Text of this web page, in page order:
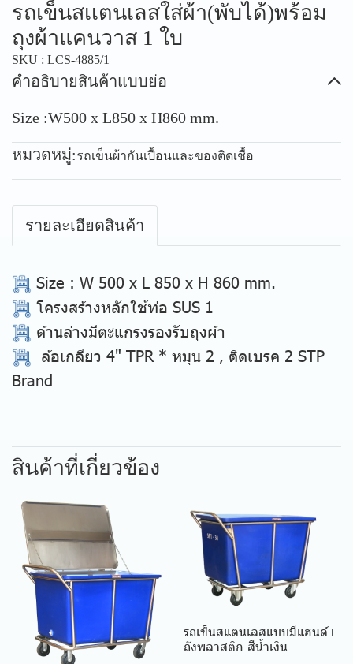
รถเข็นสเเตนเลสใส่ผ้า(พับได้)พร้อม
ถุงผ้าแคนวาส 1 ใบ
SKU : LCS-4885/1
คำอธิบายสินค้าแบบย่อ
Size :W500 x L850 x H860 mm.
หมวดหมู่:รถเข็นผ้ากันเปื้อนและของติดเชื้อ
รายละเอียดสินค้า
Size : W 500 x L 850 x H 860 mm.
โครงสร้างหลักใช้ท่อ SUS 1
ด้านล่างมีตะแกรงรองรับถุงผ้า
ล้อเกลียว 4" TPR * หมุน 2 , ติดเบรค 2 STP
Brand
สินค้าที่เกี่ยวข้อง
รถเข็นสแตนเลสแบบมีแฮนด์+
ถังพลาสติก สีน้ำเงิน